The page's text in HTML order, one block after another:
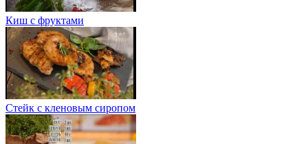
Киш с фруктами
Стейк с кленовым сиропом